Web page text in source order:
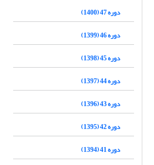
دوره 47 (1400)
دوره 46 (1399)
دوره 45 (1398)
دوره 44 (1397)
دوره 43 (1396)
دوره 42 (1395)
دوره 41 (1394)